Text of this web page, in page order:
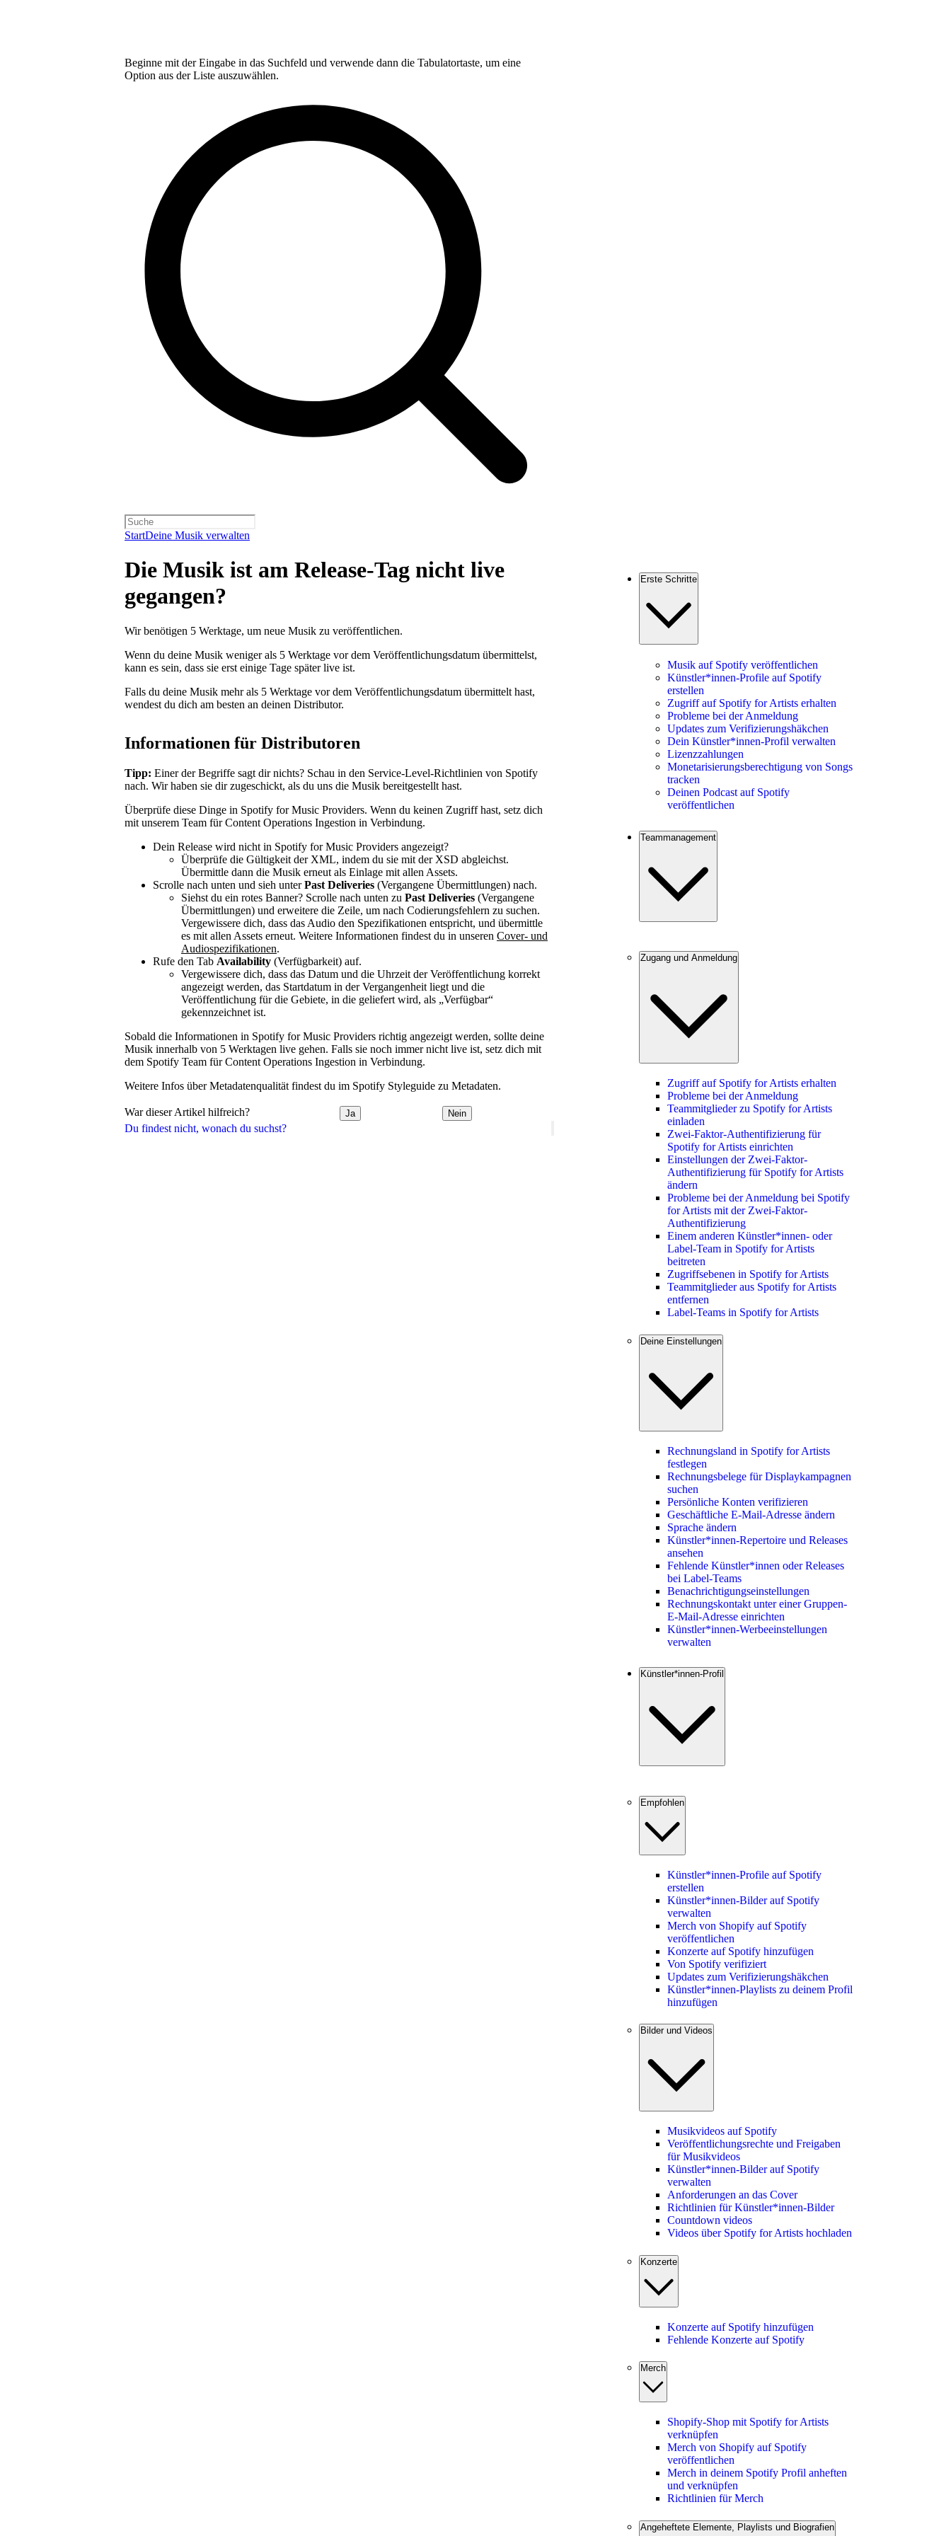
Beginne mit der Eingabe in das Suchfeld und verwende dann die Tabulatortaste, um eine
Option aus der Liste auszuwählen.
StartDeine Musik verwalten
Du findest nicht, wonach du suchst?
Die Musik ist am Release-Tag nicht live
gegangen?
Wir benötigen 5 Werktage, um neue Musik zu veröffentlichen.
Wenn du deine Musik weniger als 5 Werktage vor dem Veröffentlichungsdatum übermittelst,
kann es sein, dass sie erst einige Tage später live ist.
Falls du deine Musik mehr als 5 Werktage vor dem Veröffentlichungsdatum übermittelt hast,
wendest du dich am besten an deinen Distributor.
Informationen für Distributoren
Tipp: Einer der Begriffe sagt dir nichts? Schau in den Service-Level-Richtlinien von Spotify
nach. Wir haben sie dir zugeschickt, als du uns die Musik bereitgestellt hast.
Überprüfe diese Dinge in Spotify for Music Providers. Wenn du keinen Zugriff hast, setz dich
mit unserem Team für Content Operations Ingestion in Verbindung.
Dein Release wird nicht in Spotify for Music Providers angezeigt?
Überprüfe die Gültigkeit der XML, indem du sie mit der XSD abgleichst.
Übermittle dann die Musik erneut als Einlage mit allen Assets.
Scrolle nach unten und sieh unterPast Deliveries (Vergangene Übermittlungen) nach.
Siehst du ein rotes Banner? Scrolle nach unten zu Past Deliveries (Vergangene
Übermittlungen) und erweitere die Zeile, um nach Codierungsfehlern zu suchen.
Vergewissere dich, dass das Audio den Spezifikationen entspricht, und übermittle
es mit allen Assets erneut. Weitere Informationen findest du in unseren Cover- und
Audiospezifikationen.
Rufe den Tab Availability (Verfügbarkeit) auf.
Vergewissere dich, dass das Datum und die Uhrzeit der Veröffentlichung korrekt
angezeigt werden, das Startdatum in der Vergangenheit liegt und die
Veröffentlichung für die Gebiete, in die geliefert wird, als „Verfügbar“
gekennzeichnet ist.
Sobald die Informationen in Spotify for Music Providers richtig angezeigt werden, sollte deine
Musik innerhalb von 5 Werktagen live gehen. Falls sie noch immer nicht live ist, setz dich mit
dem Spotify Team für Content Operations Ingestion in Verbindung.
Weitere Infos über Metadatenqualität findest du im Spotify Styleguide zu Metadaten.
War dieser Artikel hilfreich? Ja Nein
Erste Schritte
Musik auf Spotify veröffentlichen
Künstler*innen-Profile auf Spotify
erstellen
Zugriff auf Spotify for Artists erhalten
Probleme bei der Anmeldung
Updates zum Verifizierungshäkchen
Dein Künstler*innen-Profil verwalten
Lizenzzahlungen
Monetarisierungsberechtigung von Songs
tracken
Deinen Podcast auf Spotify
veröffentlichen
Teammanagement
Zugang und Anmeldung
Zugriff auf Spotify for Artists erhalten
Probleme bei der Anmeldung
Teammitglieder zu Spotify for Artists
einladen
Zwei-Faktor-Authentifizierung für
Spotify for Artists einrichten
Einstellungen der Zwei-Faktor-
Authentifizierung für Spotify for Artists
ändern
Probleme bei der Anmeldung bei Spotify
for Artists mit der Zwei-Faktor-
Authentifizierung
Einem anderen Künstler*innen- oder
Label-Team in Spotify for Artists
beitreten
Zugriffsebenen in Spotify for Artists
Teammitglieder aus Spotify for Artists
entfernen
Label-Teams in Spotify for Artists
Deine Einstellungen
Rechnungsland in Spotify for Artists
festlegen
Rechnungsbelege für Displaykampagnen
suchen
Persönliche Konten verifizieren
Geschäftliche E-Mail-Adresse ändern
Sprache ändern
Künstler*innen-Repertoire und Releases
ansehen
Fehlende Künstler*innen oder Releases
bei Label-Teams
Benachrichtigungseinstellungen
Rechnungskontakt unter einer Gruppen-
E-Mail-Adresse einrichten
Künstler*innen-Werbeeinstellungen
verwalten
Künstler*innen-Profil
Empfohlen
Künstler*innen-Profile auf Spotify
erstellen
Künstler*innen-Bilder auf Spotify
verwalten
Merch von Shopify auf Spotify
veröffentlichen
Konzerte auf Spotify hinzufügen
Von Spotify verifiziert
Updates zum Verifizierungshäkchen
Künstler*innen-Playlists zu deinem Profil
hinzufügen
Bilder und Videos
Musikvideos auf Spotify
Veröffentlichungsrechte und Freigaben
für Musikvideos
Künstler*innen-Bilder auf Spotify
verwalten
Anforderungen an das Cover
Richtlinien für Künstler*innen-Bilder
Countdown videos
Videos über Spotify for Artists hochladen
Konzerte
Konzerte auf Spotify hinzufügen
Fehlende Konzerte auf Spotify
Merch
Shopify-Shop mit Spotify for Artists
verknüpfen
Merch von Shopify auf Spotify
veröffentlichen
Merch in deinem Spotify Profil anheften
und verknüpfen
Richtlinien für Merch
Angeheftete Elemente, Playlists und Biografien